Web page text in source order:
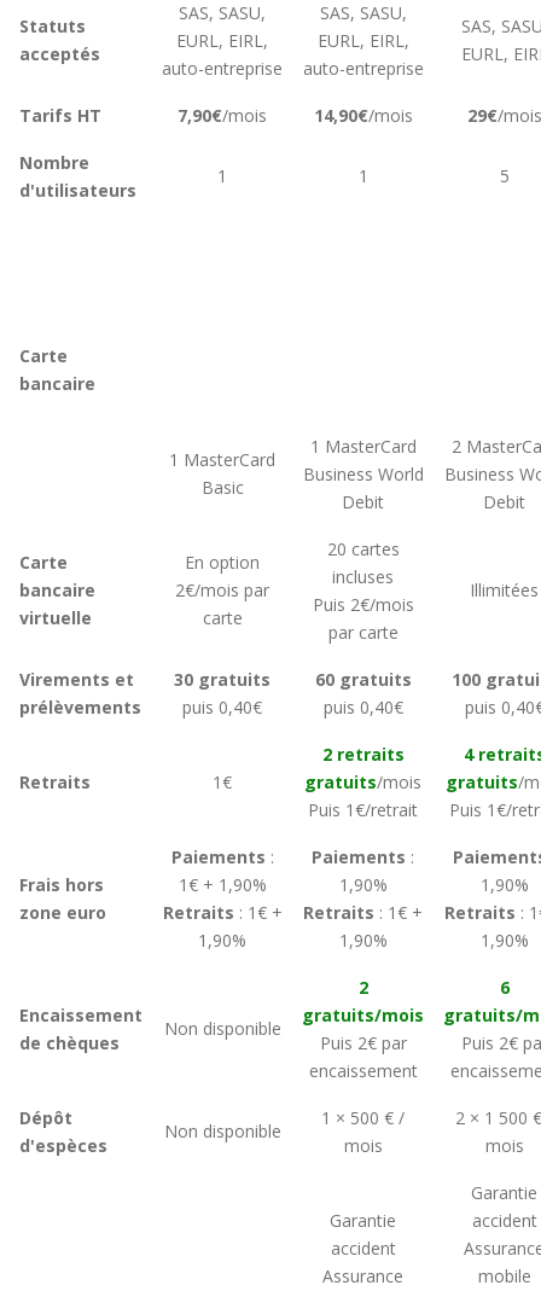
Statuts
acceptés
SAS, SASU,
EURL, EIRL,
auto-entreprise
SAS, SASU,
EURL, EIRL,
auto-entreprise
SAS,
EURL,
Tarifs HT 7,90€/mois 14,90€/mois 29€/mois
Nombre
d'utilisateurs
1 1 5
Carte
bancaire
1 MasterCard
Basic
1 MasterCard
Business World
Debit
2
Business
Debit
Carte
bancaire
virtuelle
En option
2€/mois par
carte
20 cartes
incluses
Puis 2€/mois
par carte
Illimitées
Virements et
prélèvements
30 gratuits
puis 0,40€
60 gratuits
puis 0,40€
100
puis
Retraits 1€
2 retraits
gratuits/mois
Puis 1€/retrait
4
gratuits/
Puis 1€/
Frais hors
zone euro
Paiements :
1€ + 1,90%
Retraits : 1€ +
1,90%
Paiements :
1,90%
Retraits : 1€ +
1,90%
1,90%
Retraits :
1,90%
Encaissement
de chèques
Non disponible
2
gratuits/mois
Puis 2€ par
encaissement
6
gratuits/
Puis 2€
Dépôt
d'espèces
Non disponible
1 × 500 € /
mois
2 × 1 500
mois
Garantie
accident
Assurance
Garantie
accident
mobile